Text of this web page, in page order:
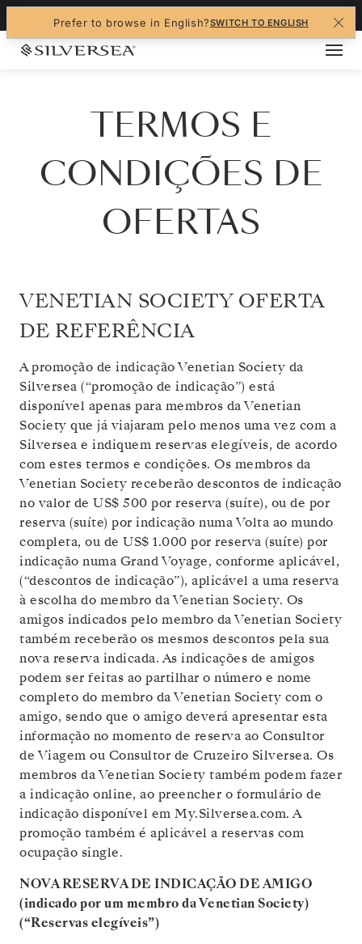
Prefer to browse in English?SWITCH TO ENGLISH
TERMOS E
CONDIÇÕES DE
OFERTAS
VENETIAN SOCIETY OFERTA
DE REFERÊNCIA
A promoção de indicação Venetian Society da
Silversea (“promoção de indicação”) está
disponível apenas para membros da Venetian
Society que já viajaram pelo menos uma vez com a
Silversea e indiquem reservas elegíveis, de acordo
com estes termos e condições. Os membros da
Venetian Society receberão descontos de indicação
no valor de US$ 500 por reserva (suíte), ou de por
reserva (suíte) por indicação numa Volta ao mundo
completa, ou de US$ 1.000 por reserva (suíte) por
indicação numa Grand Voyage, conforme aplicável,
(“descontos de indicação”), aplicável a uma reserva
à escolha do membro da Venetian Society. Os
amigos indicados pelo membro da Venetian Society
também receberão os mesmos descontos pela sua
nova reserva indicada. As indicações de amigos
podem ser feitas ao partilhar o número e nome
completo do membro da Venetian Society com o
amigo, sendo que o amigo deverá apresentar esta
informação no momento de reserva ao Consultor
de Viagem ou Consultor de Cruzeiro Silversea. Os
membros da Venetian Society também podem fazer
a indicação online, ao preencher o formulário de
indicação disponível em My.Silversea.com. A
promoção também é aplicável a reservas com
ocupação single.
NOVA RESERVA DE INDICAÇÃO DE AMIGO
(indicado por um membro da Venetian Society)
(“Reservas elegíveis”)